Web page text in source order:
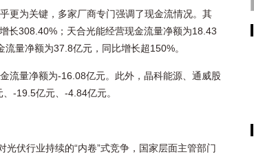
更为关键，多家厂商专门强调了现金流情况。其
长308.40%；天合光能经营现金流量净额为18.43
量净额为37.8亿元，同比增长超150%。
流量净额为-16.08亿元。此外，晶科能源、通威股
-19.5亿元、-4.84亿元。
光伏行业持续的“内卷”式竞争，国家层面主管部门